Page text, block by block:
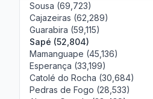
Sousa (69,723)
Cajazeiras (62,289)
Guarabira (59,115)
Sapé (52,804)
Mamanguape (45,136)
Esperança (33,199)
Catolé do Rocha (30,684)
Pedras de Fogo (28,533)